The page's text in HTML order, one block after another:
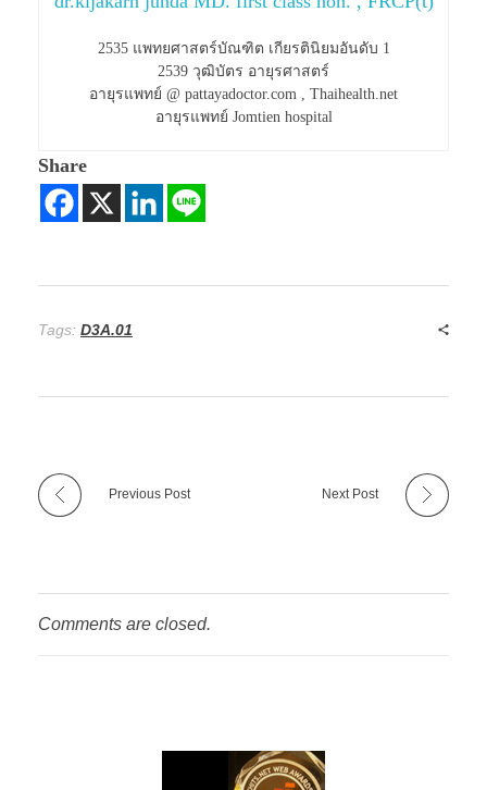
2535 แพทยศาสตร์บัณฑิต เกียรตินิยมอันดับ 1
2539 วุฒิบัตร อายุรศาสตร์
อายุรแพทย์ @ pattayadoctor.com , Thaihealth.net
อายุรแพทย์ Jomtien hospital
Share
Tags: D3A.01
Previous Post Next Post
Comments are closed.